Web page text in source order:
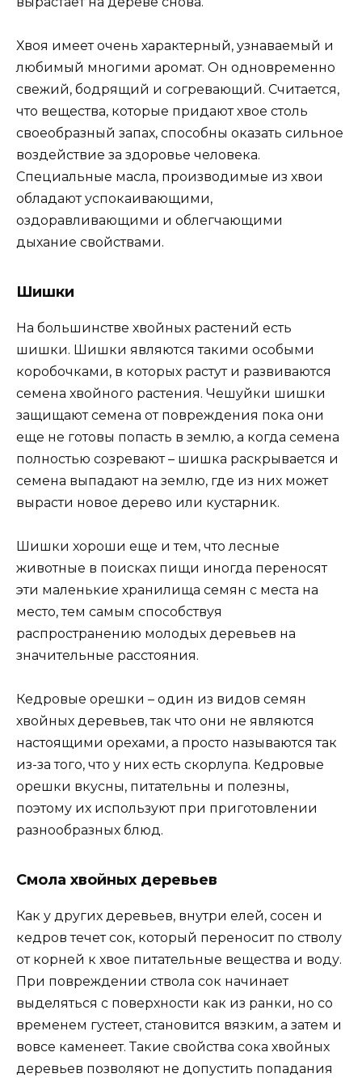
Хвоя имеет очень характерный, узнаваемый и
любимый многими аромат. Он одновременно
свежий, бодрящий и согревающий. Считается,
что вещества, которые придают хвое столь
своеобразный запах, способны оказать сильное
воздействие за здоровье человека.
Специальные масла, производимые из хвои
обладают успокаивающими,
оздоравливающими и облегчающими
дыхание свойствами.
Шишки
На большинстве хвойных растений есть
шишки. Шишки являются такими особыми
коробочками, в которых растут и развиваются
семена хвойного растения. Чешуйки шишки
защищают семена от повреждения пока они
еще не готовы попасть в землю, а когда семена
полностью созревают – шишка раскрывается и
семена выпадают на землю, где из них может
вырасти новое дерево или кустарник.
Шишки хороши еще и тем, что лесные
животные в поисках пищи иногда переносят
эти маленькие хранилища семян с места на
место, тем самым способствуя
распространению молодых деревьев на
значительные расстояния.
Кедровые орешки – один из видов семян
хвойных деревьев, так что они не являются
настоящими орехами, а просто называются так
из-за того, что у них есть скорлупа. Кедровые
орешки вкусны, питательны и полезны,
поэтому их используют при приготовлении
разнообразных блюд.
Смола хвойных деревьев
Как у других деревьев, внутри елей, сосен и
кедров течет сок, который переносит по стволу
от корней к хвое питательные вещества и воду.
При повреждении ствола сок начинает
выделяться с поверхности как из ранки, но со
временем густеет, становится вязким, а затем и
вовсе каменеет. Такие свойства сока хвойных
деревьев позволяют не допустить попадания